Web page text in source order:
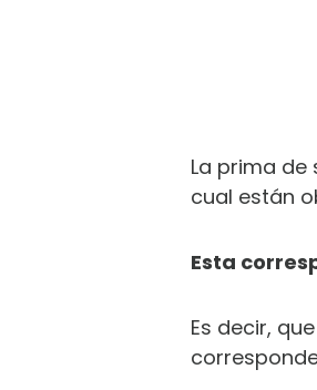
La prima
cual están
Esta
Es decir,